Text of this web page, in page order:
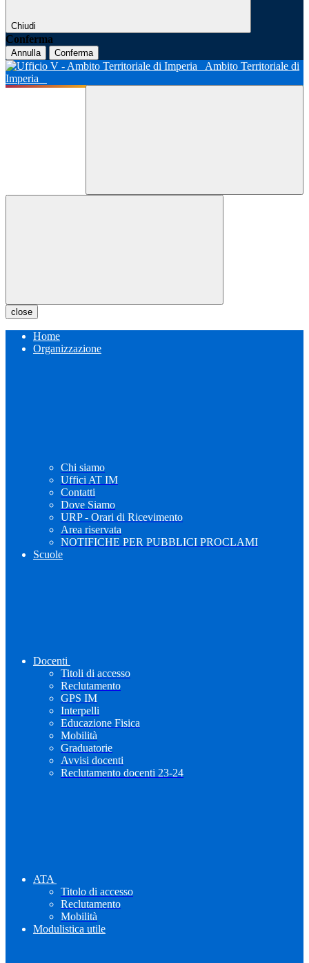
Chiudi
Conferma
Annulla Conferma
Ambito Territoriale di
Imperia
close
Home
Organizzazione
Chi siamo
Uffici AT IM
Contatti
Dove Siamo
URP - Orari di Ricevimento
Area riservata
NOTIFICHE PER PUBBLICI PROCLAMI
Scuole
Docenti
Titoli di accesso
Reclutamento
GPS IM
Interpelli
Educazione Fisica
Mobilità
Graduatorie
Avvisi docenti
Reclutamento docenti 23-24
ATA
Titolo di accesso
Reclutamento
Mobilità
Modulistica utile